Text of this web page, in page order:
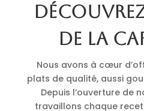
de La
Nous avons à cœur
plats de qualité, aussi
Depuis l’ouverture de
travaillons chaque